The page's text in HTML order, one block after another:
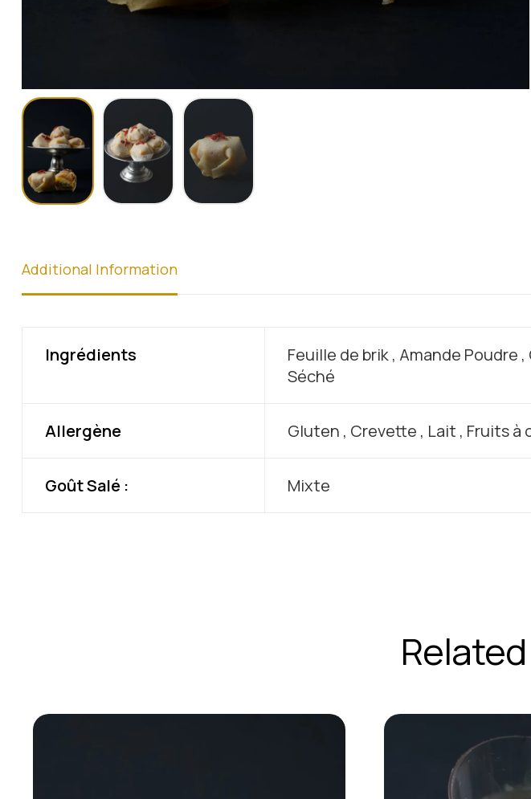
Additional Information
Ingrédients
Feuille de brik , Amande Poudre
Séché
Allergène Gluten , Crevette , Lait , Fruits à
Goût Salé : Mixte